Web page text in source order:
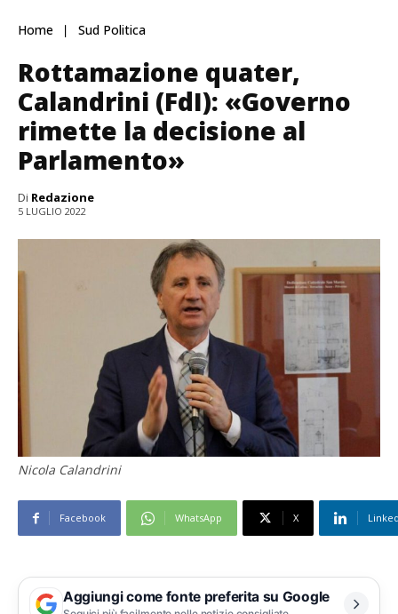
Home Sud Politica
Rottamazione quater,
Calandrini (FdI): «Governo
rimette la decisione al
Parlamento»
Di Redazione
5 LUGLIO 2022
Nicola Calandrini
Facebook WhatsApp X
Aggiungi come fonte preferita su Google